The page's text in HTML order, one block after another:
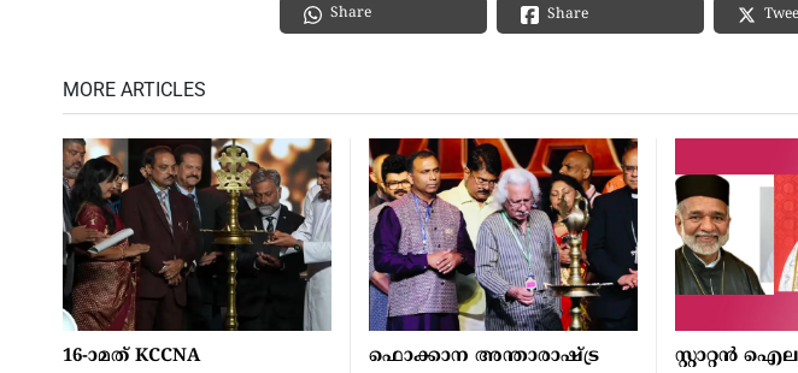
Share Share
MORE ARTICLES
16-ാമത് KCCNA
ഫൊക്കാന അന്താരാഷ്ട്ര
സ്റ്റാറ്റന്‍